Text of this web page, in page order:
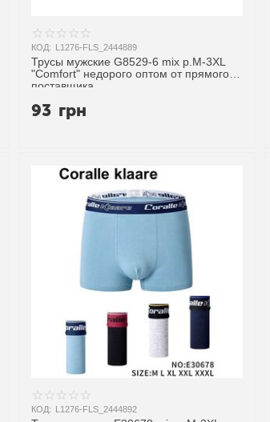
КОД: L1276-FLS_2444889
Трусы мужские G8529-6 mix р.M-3XL
"Comfort" недорого оптом от прямого
поставщика
93 грн
КОД: L1276-FLS_2444892